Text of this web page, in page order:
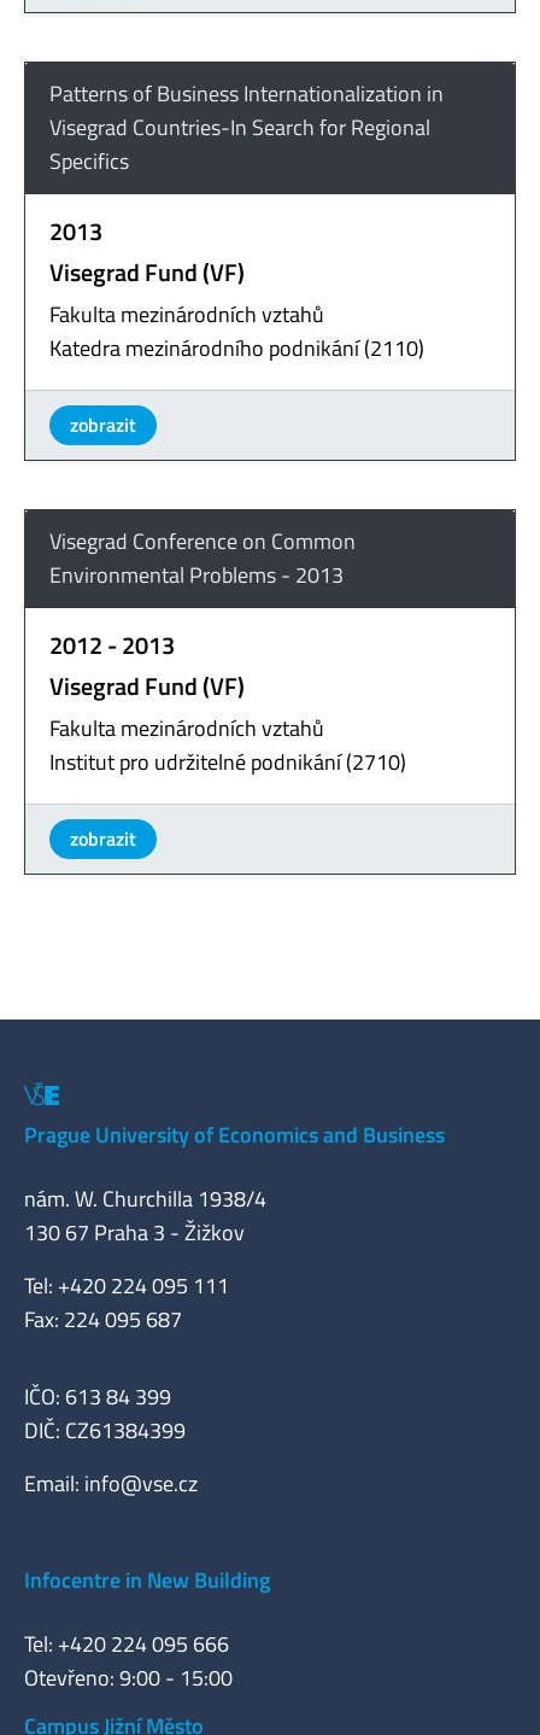
Patterns of Business Internationalization in
Visegrad Countries-In Search for Regional
Specifics
2013
Visegrad Fund (VF)
Fakulta mezinárodních vztahů
Katedra mezinárodního podnikání (2110)
zobrazit
Visegrad Conference on Common
Environmental Problems - 2013
2012 - 2013
Visegrad Fund (VF)
Fakulta mezinárodních vztahů
Institut pro udržitelné podnikání (2710)
zobrazit
Prague University of Economics and Business
nám. W. Churchilla 1938/4
130 67 Praha 3 - Žižkov
Tel: +420 224 095 111
Fax: 224 095 687
IČO: 613 84 399
DIČ: CZ61384399
Email: info@vse.cz
Infocentre in New Building
Tel: +420 224 095 666
Otevřeno: 9:00 - 15:00
Campus Jižní Město